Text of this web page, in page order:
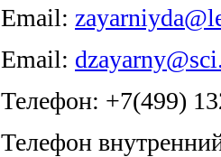
Email:
Email:
Телефон: +7(499)
Телефон